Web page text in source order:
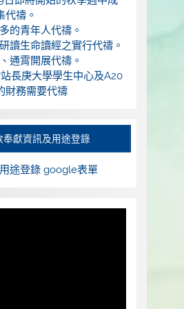
代禱。
的青年人代禱。
讀生命讀經之實行代禱。
通霄開展代禱。
長庚大學學生中心及A20
財務需要代禱
獻資訊及用途登錄
途登錄 google表單